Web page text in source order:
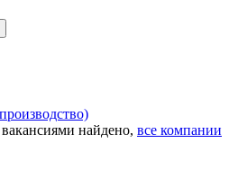
найдено, все компании